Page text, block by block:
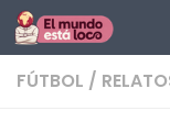
Saltar al
FÚTBOL /